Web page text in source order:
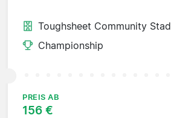
Toughsheet Community
Championship
PREIS AB
156 €